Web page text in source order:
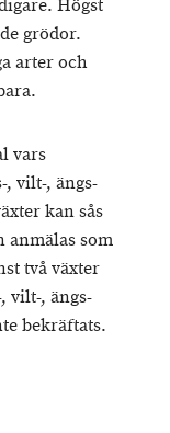
Högst
grödor.
arter och
vars
, vilt-, ängs-
kan sås
anmälas som
två växter
vilt-, ängs-
bekräftats.